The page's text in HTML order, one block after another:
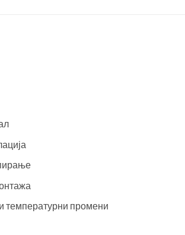
температурни промени